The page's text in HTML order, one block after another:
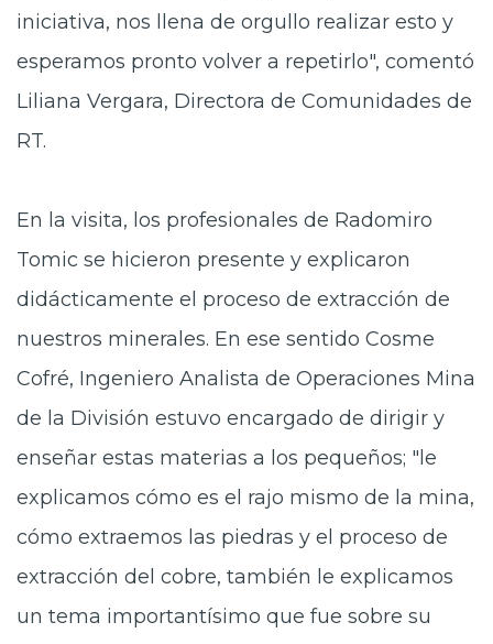
iniciativa, nos llena de orgullo realizar esto y
esperamos pronto volver a repetirlo", comentó
Liliana Vergara, Directora de Comunidades de
RT.
En la visita, los profesionales de Radomiro
Tomic se hicieron presente y explicaron
didácticamente el proceso de extracción de
nuestros minerales. En ese sentido Cosme
Cofré, Ingeniero Analista de Operaciones Mina
de la División estuvo encargado de dirigir y
enseñar estas materias a los pequeños; "le
explicamos cómo es el rajo mismo de la mina,
cómo extraemos las piedras y el proceso de
extracción del cobre, también le explicamos
un tema importantísimo que fue sobre su